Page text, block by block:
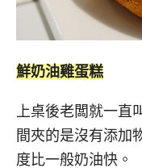
鮮奶油雞蛋糕
上桌後老闆就一直
間夾的是沒有添加
度比一般奶油快。